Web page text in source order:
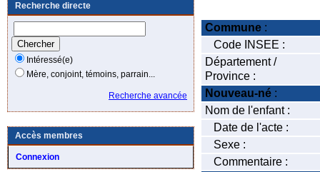
Recherche directe
Intéressé(e)
Mère, conjoint, témoins, parrain...
Recherche avancée
Accès membres
Connexion
Commune :
Code INSEE :
Département /
Province :
Nouveau-né :
Nom de l'enfant :
Date de l'acte :
Sexe :
Commentaire :